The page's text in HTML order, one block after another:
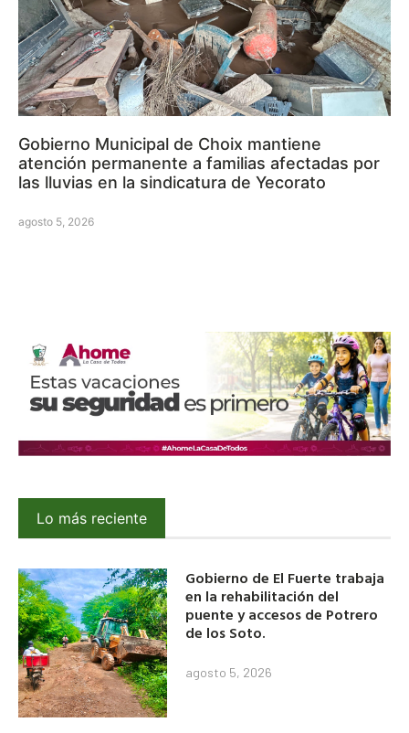
Gobierno Municipal de Choix mantiene
atención permanente a familias afectadas por
las lluvias en la sindicatura de Yecorato
agosto 5, 2026
Lo más reciente
Gobierno de El Fuerte trabaja
en la rehabilitación del
puente y accesos de Potrero
de los Soto.
agosto 5, 2026